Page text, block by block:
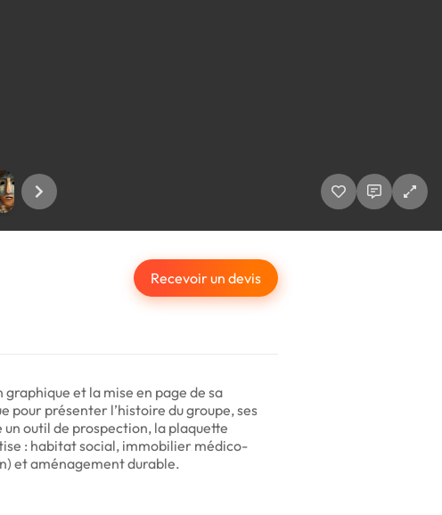
Recevoir un devis
et la mise en page de sa
présenter l’histoire du groupe, ses
outil de prospection, la plaquette
: habitat social, immobilier médico-
et aménagement durable.